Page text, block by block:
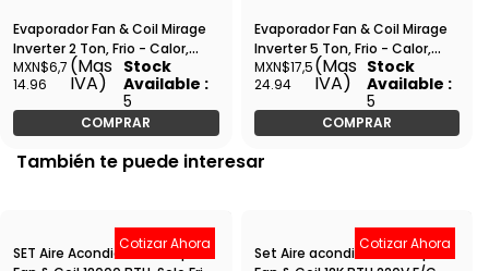
Evaporador Fan & Coil Mirage
Inverter 2 Ton, Frio - Calor,
230-1-60, Magnum Series -
EDC241M
MXN$6,7
14.96
(Mas
IVA)
Stock
Available :
5
COMPRAR
Evaporador Fan & Coil Mirage
Inverter 5 Ton, Frio - Calor,
230/1/60, Magnum Series -
EDC601M
MXN$17,5
24.94
(Mas
IVA)
Stock
Available :
5
COMPRAR
También te puede interesar
Cotizar Ahora
SET Aire Acondicionado tipo
Cotizar Ahora
Set Aire acondicionado tipo